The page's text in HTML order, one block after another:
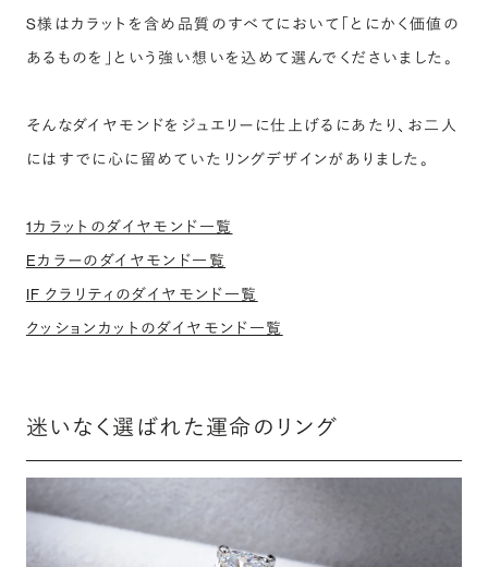
S様はカラットを含め品質のすべてにおいて「とにかく価値の
あるものを」という強い想いを込めて選んでくださいました。
そんなダイヤモンドをジュエリーに仕上げるにあたり、お二人
にはすでに心に留めていたリングデザインがありました。
1カラットのダイヤモンド一覧
Eカラーのダイヤモンド一覧
IF クラリティのダイヤモンド一覧
クッションカットのダイヤモンド一覧
迷いなく選ばれた運命のリング